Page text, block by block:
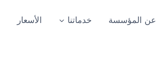
عن المؤسسة خدماتنا الأسعار